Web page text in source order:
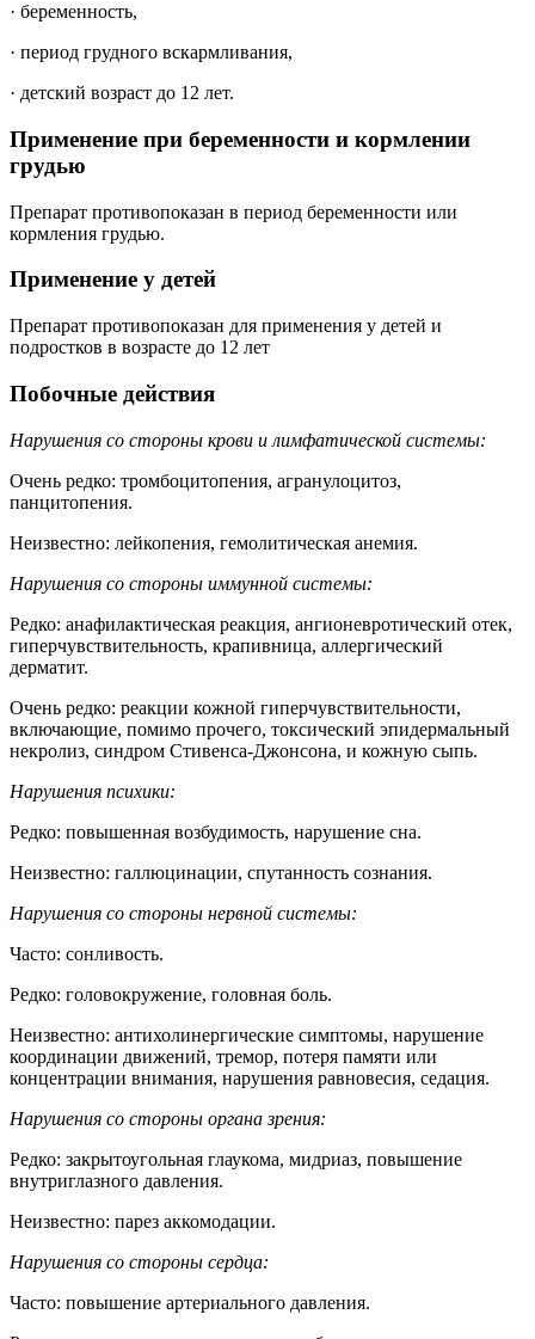
· беременность,
· период грудного вскармливания,
· детский возраст до 12 лет.
Применение при беременности и кормлении
грудью
Препарат противопоказан в период беременности или
кормления грудью.
Применение у детей
Препарат противопоказан для применения у детей и
подростков в возрасте до 12 лет
Побочные действия
Нарушения со стороны крови и лимфатической системы:
Очень редко: тромбоцитопения, агранулоцитоз,
панцитопения.
Неизвестно: лейкопения, гемолитическая анемия.
Нарушения со стороны иммунной системы:
Редко: анафилактическая реакция, ангионевротический отек,
гиперчувствительность, крапивница, аллергический
дерматит.
Очень редко: реакции кожной гиперчувствительности,
включающие, помимо прочего, токсический эпидермальный
некролиз, синдром Стивенса-Джонсона, и кожную сыпь.
Нарушения психики:
Редко: повышенная возбудимость, нарушение сна.
Неизвестно: галлюцинации, спутанность сознания.
Нарушения со стороны нервной системы:
Часто: сонливость.
Редко: головокружение, головная боль.
Неизвестно: антихолинергические симптомы, нарушение
координации движений, тремор, потеря памяти или
концентрации внимания, нарушения равновесия, седация.
Нарушения со стороны органа зрения:
Редко: закрытоугольная глаукома, мидриаз, повышение
внутриглазного давления.
Неизвестно: парез аккомодации.
Нарушения со стороны сердца:
Часто: повышение артериального давления.